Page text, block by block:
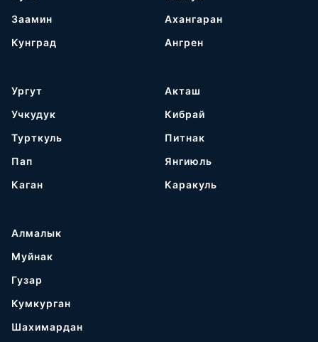
Заамин
Кунград
Ахангаран
Ангрен
Ургут
Учкудук
Турткуль
Пап
Каган
Акташ
Кибрай
Питнак
Янгиюль
Каракуль
Алмалык
Муйнак
Гузар
Кумкурган
Шахимардан